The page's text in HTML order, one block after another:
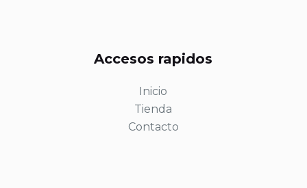
Accesos rapidos
Inicio
Tienda
Contacto